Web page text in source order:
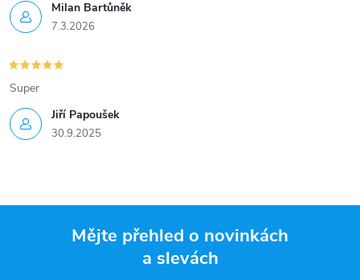
Milan Bartůněk
7.3.2026
Jiří Papoušek
30.9.2025
Super
Mějte přehled o novinkách
a slevách